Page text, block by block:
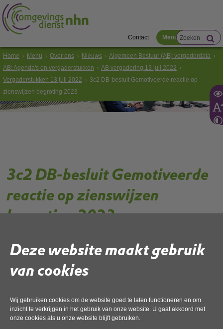
Deze website maakt gebruik
van cookies
Wij gebruiken cookies om de website goed te laten functioneren en om
inzicht te verkrijgen in het gebruik van onze website. U gaat akkoord met
onze cookies als u onze website blijft gebruiken.
Contact Menu
Home Menu Over ons Nieuws
Algemeen Bestuur (AB) vergaderdata
AB: Agenda's en vergaderstukken
AB vergadering 13 juli 2022
Vergaderstukken 13 juli 2022
3c2 DB-besluit Gemotiveerde reactie op
zienswijzen begroting 2023
3c2 DB-besluit Gemotiveerde
reactie op zienswijzen
begroting 2023
Gebruik de onderstaande link om het document te downloaden.
begroting 2023’,
Deel deze pagina